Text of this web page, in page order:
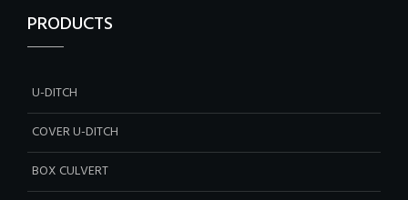
PRODUCTS
U-DITCH
COVER U-DITCH
BOX CULVERT